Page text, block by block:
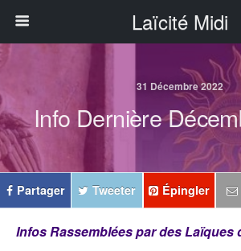
Laïcité Midi
31 Décembre 2022
Info Dernière
Partager Tweeter Épingler
Infos Rassemblées par des Laïques